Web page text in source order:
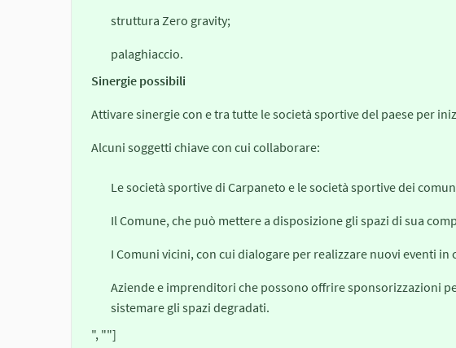
struttura Zero gravity;
palaghiaccio.
Sinergie possibili
Attivare sinergie con e tra tutte le società sportive del paese per
Alcuni soggetti chiave con cui collaborare:
Le società sportive di Carpaneto e le società sportive dei
Il Comune, che può mettere a disposizione gli spazi di sua
I Comuni vicini, con cui dialogare per realizzare nuovi eventi in
Aziende e imprenditori che possono offrire sponsorizzazioni
sistemare gli spazi degradati.
", ""]